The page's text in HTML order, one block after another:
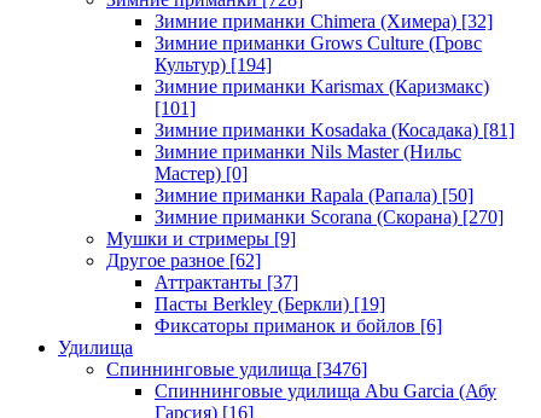
Зимние приманки Chimera (Химера) [32]
Зимние приманки Grows Culture (Гровс
Культур) [194]
Зимние приманки Karismax (Каризмакс)
[101]
Зимние приманки Kosadaka (Косадака) [81]
Зимние приманки Nils Master (Нильс
Мастер) [0]
Зимние приманки Rapala (Рапала) [50]
Зимние приманки Scorana (Скорана) [270]
Мушки и стримеры [9]
Другое разное [62]
Аттрактанты [37]
Пасты Berkley (Беркли) [19]
Фиксаторы приманок и бойлов [6]
Удилища
Спиннинговые удилища [3476]
Спиннинговые удилища Abu Garcia (Абу
Гарсия) [16]